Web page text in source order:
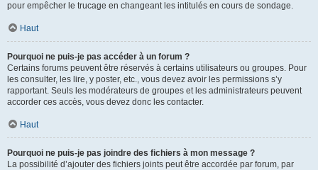
pour empêcher le trucage en changeant les intitulés en cours de sondage.
Haut
Pourquoi ne puis-je pas accéder à un forum ?
Certains forums peuvent être réservés à certains utilisateurs ou groupes. Pour
les consulter, les lire, y poster, etc., vous devez avoir les permissions s’y
rapportant. Seuls les modérateurs de groupes et les administrateurs peuvent
accorder ces accès, vous devez donc les contacter.
Haut
Pourquoi ne puis-je pas joindre des fichiers à mon message ?
La possibilité d’ajouter des fichiers joints peut être accordée par forum, par